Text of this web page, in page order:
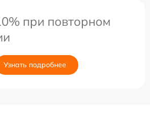
при повторном
Узнать подробнее